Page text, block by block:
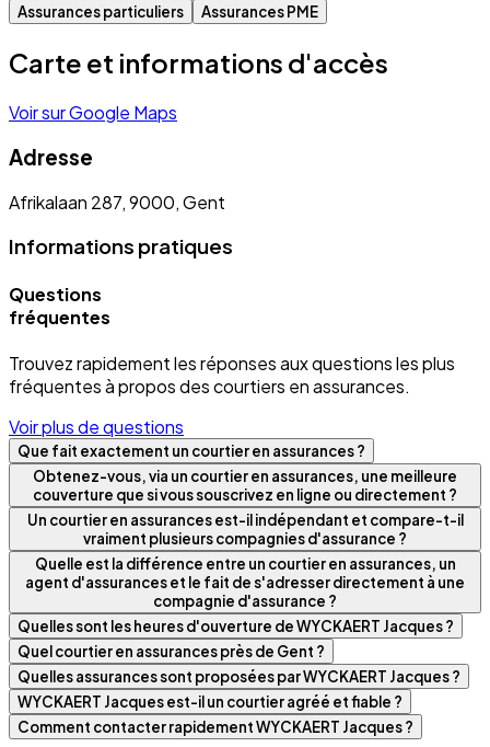
Assurances particuliers Assurances PME
Carte et informations d'accès
Voir sur Google Maps
Adresse
Afrikalaan 287, 9000, Gent
Informations pratiques
Questions
fréquentes
Trouvez rapidement les réponses aux questions les plus
fréquentes à propos des courtiers en assurances.
Voir plus de questions
Que fait exactement un courtier en assurances ?
Obtenez-vous, via un courtier en assurances, une meilleure
couverture que si vous souscrivez en ligne ou directement ?
Un courtier en assurances est-il indépendant et compare-t-il
vraiment plusieurs compagnies d'assurance ?
Quelle est la différence entre un courtier en assurances, un
agent d'assurances et le fait de s'adresser directement à une
compagnie d'assurance ?
Quelles sont les heures d'ouverture de WYCKAERT Jacques ?
Quel courtier en assurances près de Gent ?
Quelles assurances sont proposées par WYCKAERT Jacques ?
WYCKAERT Jacques est-il un courtier agréé et fiable ?
Comment contacter rapidement WYCKAERT Jacques ?